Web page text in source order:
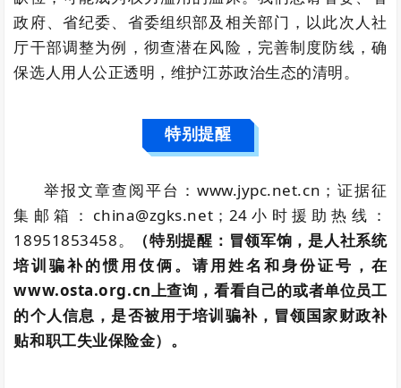
政府、省纪委、省委组织部及相关部门，以此次人社
厅干部调整为例，彻查潜在风险，完善制度防线，确
保选人用人公正透明，维护江苏政治生态的清明。
特别提醒
举报文章查阅平台：www.jypc.net.cn；证据征
集邮箱：china@zgks.net；24小时援助热线：
18951853458。
（特别提醒：冒领军饷，是人社系统
培训骗补的惯用伎俩。请用姓名和身份证号，在
www.osta.org.cn上查询，看看自己的或者单位员工
的个人信息，是否被用于培训骗补，冒领国家财政补
贴和职工失业保险金）。